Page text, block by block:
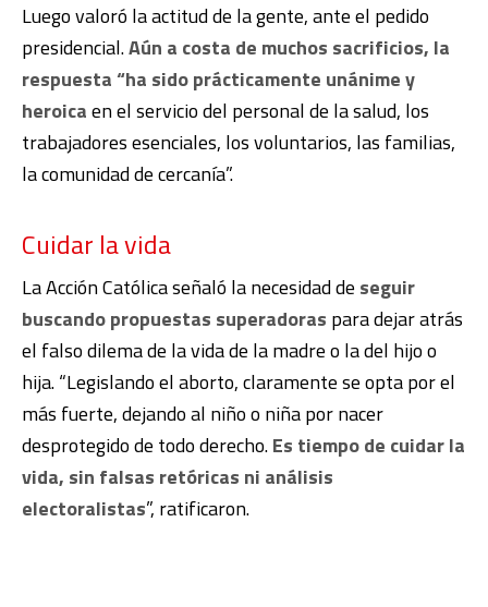
Luego valoró la actitud de la gente, ante el pedido
presidencial.Aún a costa de muchos sacrificios, la
respuesta “ha sido prácticamente unánime y
heroicaen el servicio del personal de la salud, los
trabajadores esenciales, los voluntarios, las familias,
la comunidad de cercanía”.
Cuidar la vida
La Acción Católica señaló la necesidad de seguir
buscando propuestas superadoras para dejar atrás
el falso dilema de la vida de la madre o la del hijo o
hija. “Legislando el aborto, claramente se opta por el
más fuerte, dejando al niño o niña por nacer
desprotegido de todo derecho.Es tiempo de cuidar la
vida, sin falsas retóricas ni análisis
electoralistas”, ratificaron.